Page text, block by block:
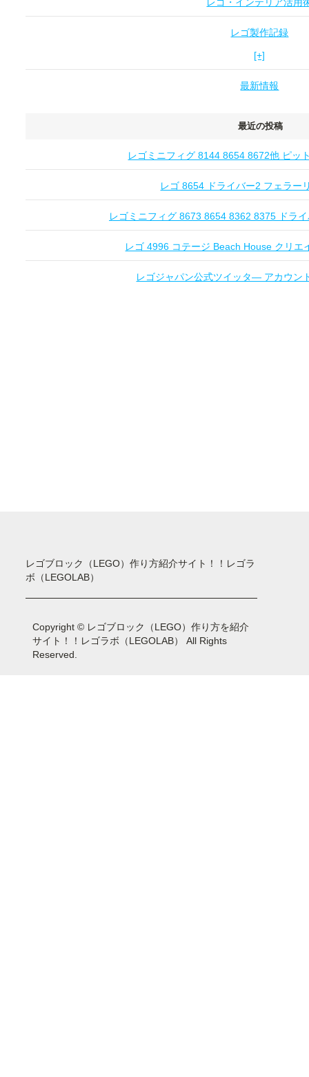
レゴ製作記録
[+]
最新情報
最近の投稿
レゴミニフィグ 8144 8654 8672他 ピッ
レゴ 8654 ドライバー2 フェラー
レゴミニフィグ 8673 8654 8362 8375 ドラ
レゴ 4996 コテージ Beach House クリエ
レゴジャパン公式ツイッタ― アカウン
レゴブロック（LEGO）作り方紹介サイト！！レゴラ
ボ（LEGOLAB）
Copyright © レゴブロック（LEGO）作り方を紹介
サイト！！レゴラボ（LEGOLAB） All Rights
Reserved.